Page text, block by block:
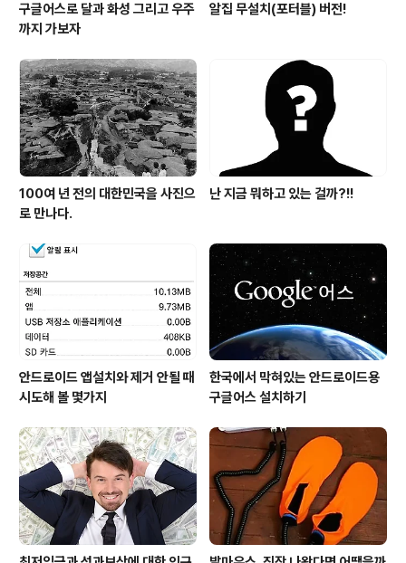
구글어스로 달과 화성 그리고 우주
까지 가보자
알집 무설치(포터블) 버전!
100여 년 전의 대한민국을 사진으
로 만나다.
난 지금 뭐하고 있는 걸까?!!
안드로이드 앱설치와 제거 안될 때
시도해 볼 몇가지
한국에서 막혀있는 안드로이드용
구글어스 설치하기